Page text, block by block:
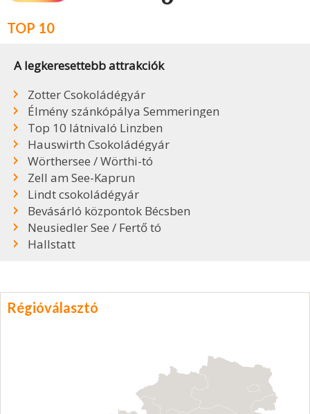
TOP 10
A legkeresettebb attrakciók
Zotter Csokoládégyár
Élmény szánkópálya Semmeringen
Top 10 látnivaló Linzben
Hauswirth Csokoládégyár
Wörthersee / Wörthi-tó
Zell am See-Kaprun
Lindt csokoládégyár
Bevásárló központok Bécsben
Neusiedler See / Fertő tó
Hallstatt
Régióválasztó